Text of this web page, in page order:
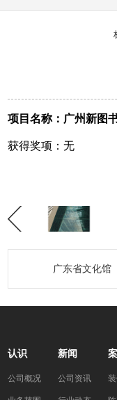
项目名称：广州新图
获得奖项：无
广东省文化馆
认识
公司概况
新闻
公司资讯